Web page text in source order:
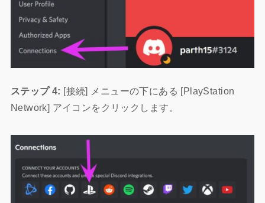
ステップ 4: [接続] メニューの下にある [PlayStation
Network] アイコンをクリックします。